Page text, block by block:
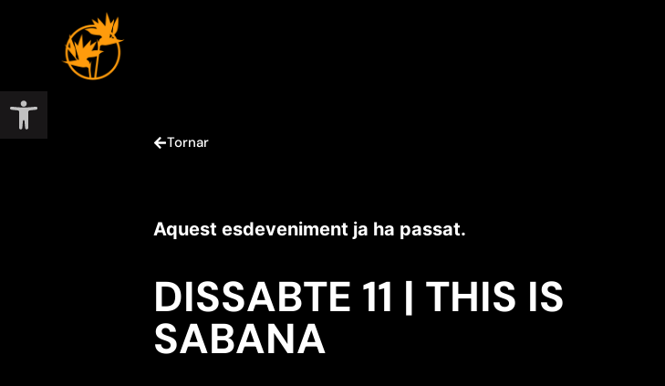
Obre la barra d'eines
Tornar
Aquest esdeveniment ja ha passat.
DISSABTE 11 | THIS IS
SABANA